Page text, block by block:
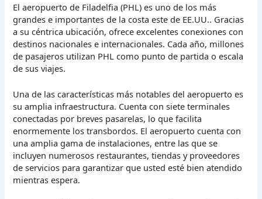
El aeropuerto de Filadelfia (PHL) es uno de los más
grandes e importantes de la costa este de EE.UU.. Gracias
a su céntrica ubicación, ofrece excelentes conexiones con
destinos nacionales e internacionales. Cada año, millones
de pasajeros utilizan PHL como punto de partida o escala
de sus viajes.
Una de las características más notables del aeropuerto es
su amplia infraestructura. Cuenta con siete terminales
conectadas por breves pasarelas, lo que facilita
enormemente los transbordos. El aeropuerto cuenta con
una amplia gama de instalaciones, entre las que se
incluyen numerosos restaurantes, tiendas y proveedores
de servicios para garantizar que usted esté bien atendido
mientras espera.